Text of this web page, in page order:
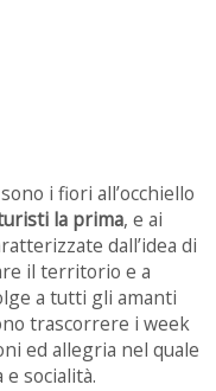
sono i fiori all’occhiello
la prima, e ai
dall’idea di
il territorio e a
a tutti gli amanti
trascorrere i week
ed allegria nel quale
socialità.